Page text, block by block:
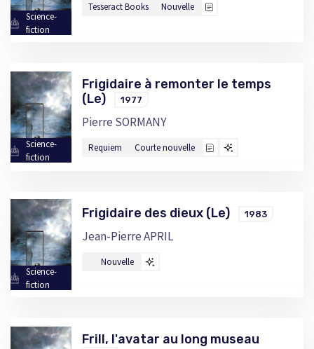
Science-
fiction
Tesseract Books Nouvelle
Science-
fiction
Frigidaire à remonter le temps
(Le)
1977
Pierre SORMANY
Requiem Courte nouvelle
Science-
fiction
Frigidaire des dieux (Le) 1983
Jean-Pierre APRIL
Nouvelle
Frill, l'avatar au long museau